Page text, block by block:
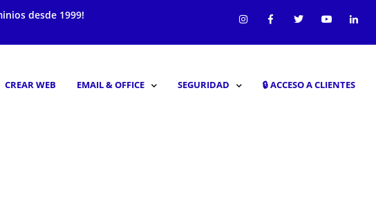
desde 1999!
CREAR WEB EMAIL & OFFICE SEGURIDAD 🔒︎ ACCESO A CLIENTES